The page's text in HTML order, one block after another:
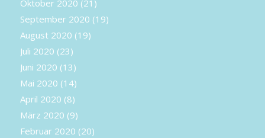
Oktober 2020 (21)
September 2020 (19)
August 2020 (19)
Juli 2020 (23)
Juni 2020 (13)
Mai 2020 (14)
April 2020 (8)
März 2020 (9)
Februar 2020 (20)